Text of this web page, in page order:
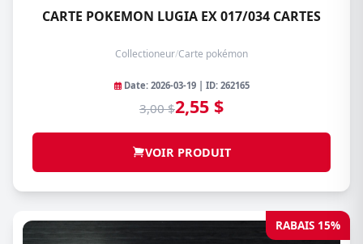
CARTE POKEMON LUGIA EX 017/034 CARTES
Collectioneur/Carte pokémon
Date: 2026-03-19 | ID: 262165
3,00 $2,55 $
VOIR PRODUIT
RABAIS 15%